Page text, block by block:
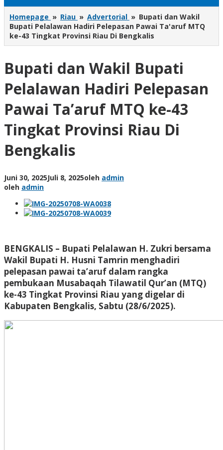
Homepage » Riau » Advertorial » Bupati dan Wakil
Bupati Pelalawan Hadiri Pelepasan Pawai Ta'aruf MTQ
ke-43 Tingkat Provinsi Riau Di Bengkalis
Bupati dan Wakil Bupati
Pelalawan Hadiri Pelepasan
Pawai Ta’aruf MTQ ke-43
Tingkat Provinsi Riau Di
Bengkalis
Juni 30, 2025Juli 8, 2025oleh admin
oleh admin
BENGKALIS – Bupati Pelalawan H. Zukri bersama
Wakil Bupati H. Husni Tamrin menghadiri
pelepasan pawai ta’aruf dalam rangka
pembukaan Musabaqah Tilawatil Qur’an (MTQ)
ke-43 Tingkat Provinsi Riau yang digelar di
Kabupaten Bengkalis, Sabtu (28/6/2025).